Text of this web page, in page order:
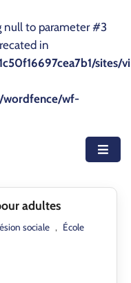
null to parameter #3
in
sites/
wordfence/wf-
adultes
sociale ,
École